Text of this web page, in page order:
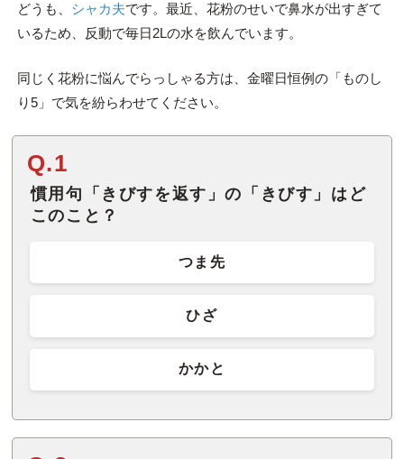
どうも、 シャカ夫です。最近、花粉のせいで鼻水が出すぎて
いるため、反動で毎日2Lの水を飲んでいます。
同じく花粉に悩んでらっしゃる方は、金曜日恒例の「ものし
り5」で気を紛らわせてください。
Q.1
慣用句「きびすを返す」の「きびす」はど
このこと？
つま先
ひざ
かかと